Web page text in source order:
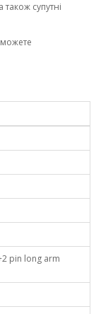
також супутні
pin long arm